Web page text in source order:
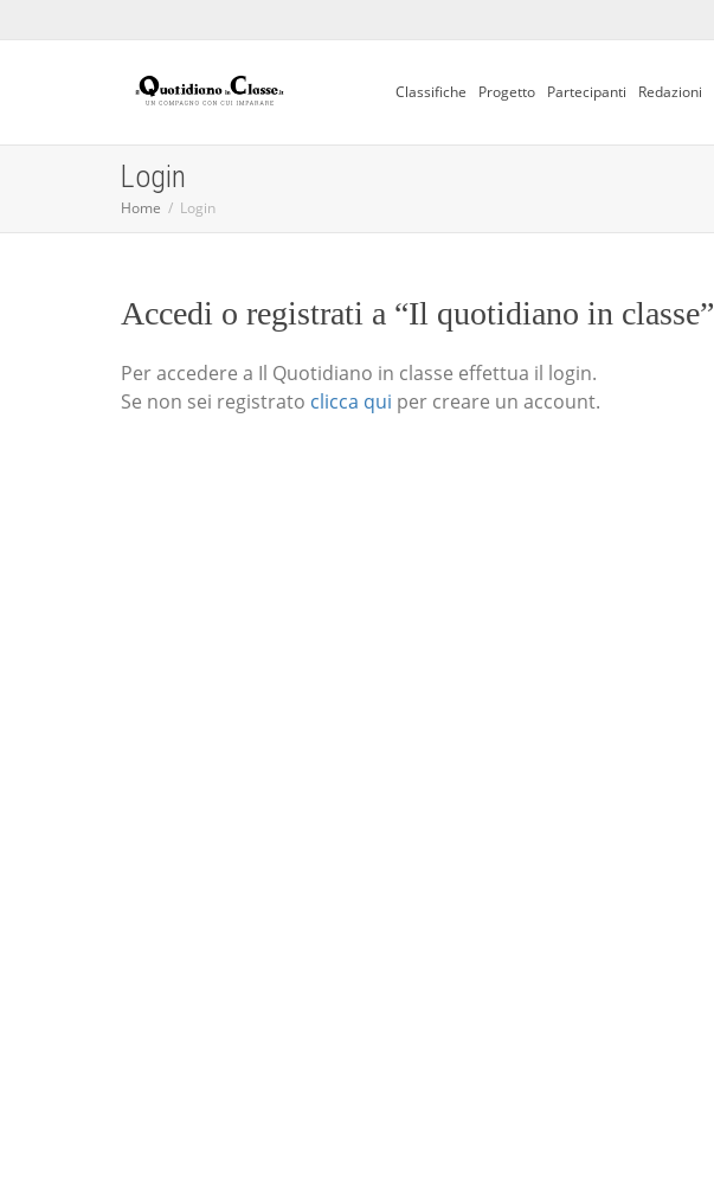
Classifiche Progetto Partecipanti Redazioni
Login
Home Login
Accedi o registrati a “Il quotidiano in classe”
Per accedere a Il Quotidiano in classe effettua il login.
Se non sei registrato clicca qui per creare un account.